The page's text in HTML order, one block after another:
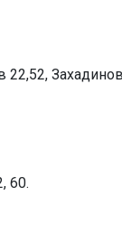
22,52,
60.